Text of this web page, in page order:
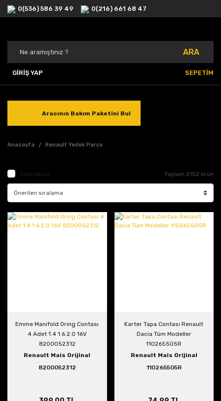
0(536) 586 39 49 0(216) 661 68 47
ARA
GİRİŞ YAP SEPETİM
Aracının Bakım Paketini Bul
Anasayfa Renault Yedek Parça
Stoktakiler Toplam 2152 ürün
Emme Manifold Oring Contası
4 Adet 1.4 1.6 2.0 16V
8200052312
Renault Mais Orijinal
8200052312
Karter Tapa Contası Renault
Dacia Tüm Modeller
110265505R
Renault Mais Orijinal
110265505R